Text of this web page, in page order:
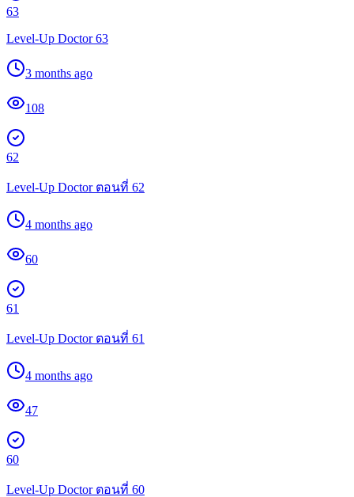
63
Level-Up Doctor 63
3 months ago
108
62
Level-Up Doctor ตอนที่ 62
4 months ago
60
61
Level-Up Doctor ตอนที่ 61
4 months ago
47
60
Level-Up Doctor ตอนที่ 60